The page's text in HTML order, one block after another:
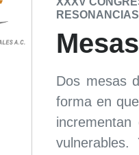
Dos mesas
forma en